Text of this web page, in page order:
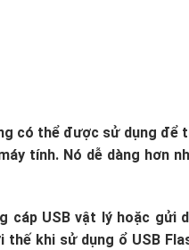
có thể được sử dụng để
tính. Nó dễ dàng hơn
cáp USB vật lý hoặc gửi
khi sử dụng ổ USB